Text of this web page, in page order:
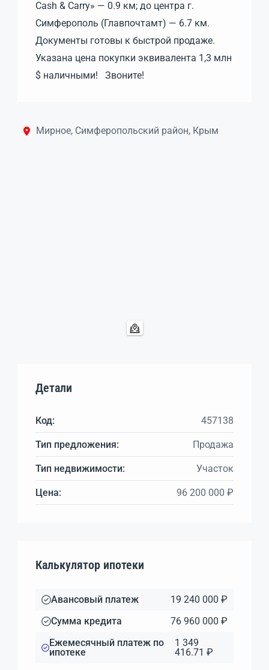
Cash & Carry» — 0.9 км; до центра г.
Симферополь (Главпочтамт) — 6.7 км.
Документы готовы к быстрой продаже.
Указана цена покупки эквивалента 1,3 млн
$ наличными! Звоните!
Мирное, Симферопольский район, Крым
Детали
Код: 457138
Тип предложения: Продажа
Тип недвижимости: Участок
Цена: 96 200 000 ₽
Калькулятор ипотеки
Авансовый платеж
19 240 000 ₽
Сумма кредита
76 960 000 ₽
Ежемесячный платеж по
ипотеке
1 349
416.71 ₽